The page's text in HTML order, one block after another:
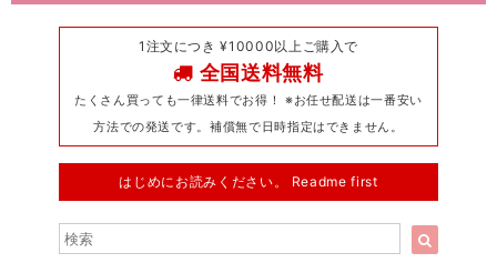
1注文につき ¥10000以上ご購入で
全国送料無料
たくさん買っても一律送料でお得！ ※お任せ配送は一番安い
方法での発送です。補償無で日時指定はできません。
はじめにお読みください。 Readme first